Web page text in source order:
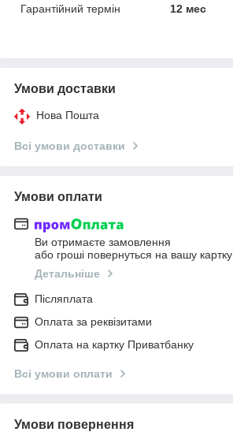
Гарантійний термін
12 мес
Умови доставки
Нова Пошта
Всі умови доставки
Умови оплати
Ви отримаєте замовлення
або гроші повернуться на вашу картку
Детальніше
Післяплата
Оплата за реквізитами
Оплата на картку Приватбанку
Всі умови оплати
Умови повернення